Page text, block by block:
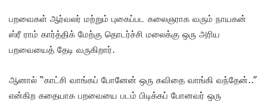
பறவைகள் ஆர்வலர் மற்றும் புகைப்பட கலைஞராக வரும் நாயகன்
ஸ்ரீ ராம் கார்த்திக் மேற்கு தொடர்ச்சி மலைக்கு ஒரு அரிய
பறவையைத் தேடி வருகிறார்.
ஆனால் “காட்சி வாங்கப் போனேன் ஒரு கவிதை வாங்கி வந்தேன்..”
என்கிற கதையாக பறவையை படம் பிடிக்கப் போனவர் ஒரு